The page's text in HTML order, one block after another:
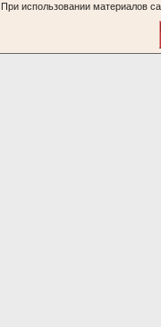
При использовании материалов